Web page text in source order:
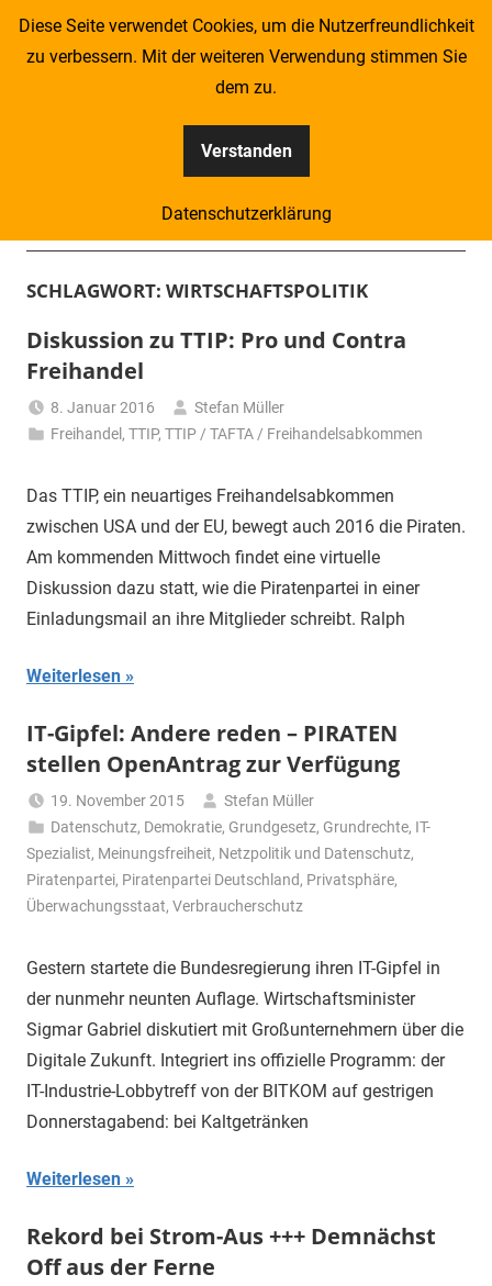
Zum
Kompass
–
Zeitung
für
Piraten
SCHLAGWORT: WIRTSCHAFTSPOLITIK
Diskussion zu TTIP: Pro und Contra
Freihandel
8. Januar 2016
Stefan Müller
Freihandel ,TTIP,TTIP / TAFTA / Freihandelsabkommen
Das TTIP, ein neuartiges Freihandelsabkommen
zwischen USA und der EU, bewegt auch 2016 die Piraten.
Am kommenden Mittwoch findet eine virtuelle
Diskussion dazu statt, wie die Piratenpartei in einer
Einladungsmail an ihre Mitglieder schreibt. Ralph
Weiterlesen
IT-Gipfel: Andere reden – PIRATEN
stellen OpenAntrag zur Verfügung
19. November 2015
Stefan Müller
Datenschutz, Demokratie, Grundgesetz, Grundrechte, IT-
Spezialist, Meinungsfreiheit, Netzpolitik und Datenschutz,
Piratenpartei, Piratenpartei Deutschland, Privatsphäre,
Überwachungsstaat, Verbraucherschutz
Gestern startete die Bundesregierung ihren IT-Gipfel in
der nunmehr neunten Auflage. Wirtschaftsminister
Sigmar Gabriel diskutiert mit Großunternehmern über die
Digitale Zukunft. Integriert ins offizielle Programm: der
IT-Industrie-Lobbytreff von der BITKOM auf gestrigen
Donnerstagabend: bei Kaltgetränken
Weiterlesen
Rekord bei Strom-Aus +++ Demnächst
Off aus der Ferne
Diese Seite verwendet Cookies, um die Nutzerfreundlichkeit
zu verbessern. Mit der weiteren Verwendung stimmen Sie
dem zu.
Verstanden
Datenschutzerklärung